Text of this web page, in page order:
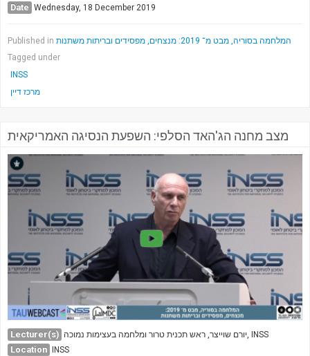
Date Wednesday, 18 December 2019
Published in
המלחמה בסוריה, מבט מ־ 2019: מנצחים, מפסידים ובריתות משתנות
Tagged under
INSS
מרכז דיין
מצב מחנה הג'האד הסלפי: השפעת הנסיגה האמריקאית
Lecturer(s) יורם שוייצר, ראש תכנית טרור ומלחמה בעצימות נמוכה, INSS
Location INSS